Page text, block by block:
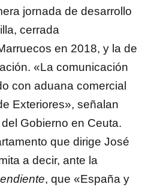
jornada de desarrollo
cerrada
en 2018, y la de
«La comunicación
con aduana comercial
Exteriores», señalan
Gobierno en Ceuta.
que dirige José
a decir, ante la
, que «España y